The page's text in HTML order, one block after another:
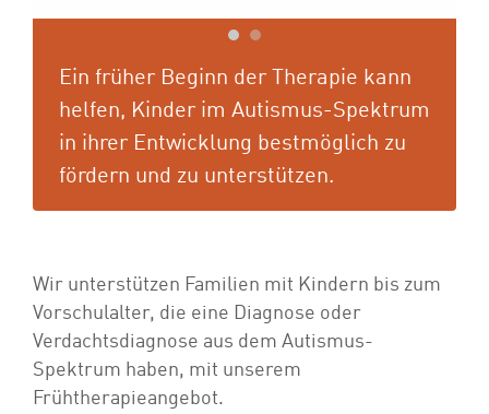
Ein früher Beginn der Therapie kann
helfen, Kinder im Autismus-Spektrum
in ihrer Entwicklung bestmöglich zu
fördern und zu unterstützen.
Wir unterstützen Familien mit Kindern bis zum
Vorschulalter, die eine Diagnose oder
Verdachtsdiagnose aus dem Autismus-
Spektrum haben, mit unserem
Frühtherapieangebot.